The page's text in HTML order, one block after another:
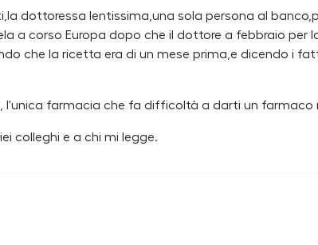
dottoressa lentissima,una sola persona al
a corso Europa dopo che il dottore a febbraio per
che la ricetta era di un mese prima,e dicendo i
l'unica farmacia che fa difficoltà a darti un farmaco
colleghi e a chi mi legge.